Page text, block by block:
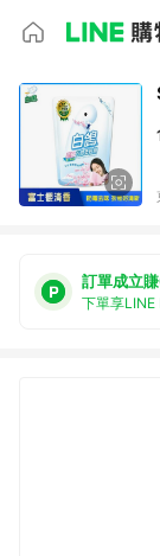
訂單成立
下單享LINE